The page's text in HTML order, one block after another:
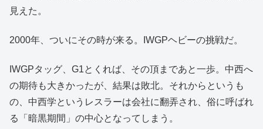
見えた。
2000年、ついにその時が来る。IWGPヘビーの挑戦だ。
IWGPタッグ、G1とくれば、その頂まであと一歩。中西へ
の期待も大きかったが、結果は敗北。それからというも
の、中西学というレスラーは会社に翻弄され、俗に呼ばれ
る「暗黒期間」の中心となってしまう。